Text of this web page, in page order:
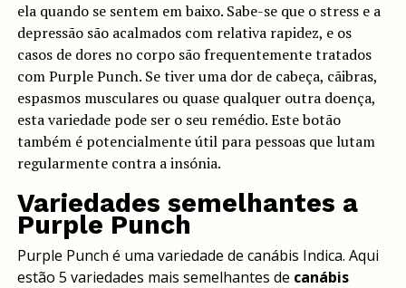
ela quando se sentem em baixo. Sabe-se que o stress e a
depressão são acalmados com relativa rapidez, e os
casos de dores no corpo são frequentemente tratados
com Purple Punch. Se tiver uma dor de cabeça, cãibras,
espasmos musculares ou quase qualquer outra doença,
esta variedade pode ser o seu remédio. Este botão
também é potencialmente útil para pessoas que lutam
regularmente contra a insónia.
Variedades semelhantes a
Purple Punch
Purple Punch é uma variedade de canábis Indica. Aqui
estão 5 variedades mais semelhantes de canábis